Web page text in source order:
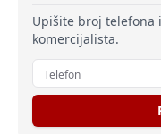
Upišite broj telefona
komercijalista.